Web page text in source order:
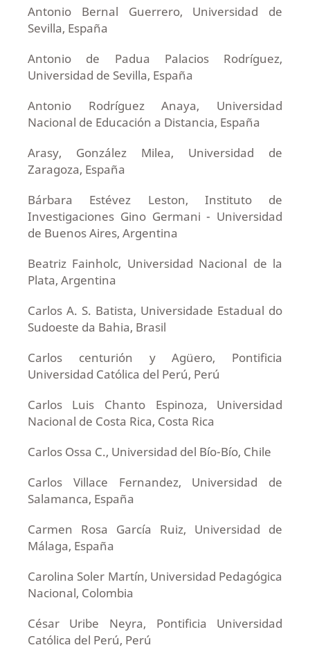
Antonio Bernal Guerrero, Universidad de
Sevilla, España
Antonio de Padua Palacios Rodríguez,
Universidad de Sevilla, España
Antonio Rodríguez Anaya, Universidad
Nacional de Educación a Distancia, España
Arasy, González Milea, Universidad de
Zaragoza, España
Bárbara Estévez Leston, Instituto de
Investigaciones Gino Germani - Universidad
de Buenos Aires, Argentina
Beatriz Fainholc, Universidad Nacional de la
Plata, Argentina
Carlos A. S. Batista, Universidade Estadual do
Sudoeste da Bahia, Brasil
Carlos centurión y Agüero, Pontificia
Universidad Católica del Perú, Perú
Carlos Luis Chanto Espinoza, Universidad
Nacional de Costa Rica, Costa Rica
Carlos Ossa C., Universidad del Bío-Bío, Chile
Carlos Villace Fernandez, Universidad de
Salamanca, España
Carmen Rosa García Ruiz, Universidad de
Málaga, España
Carolina Soler Martín, Universidad Pedagógica
Nacional, Colombia
César Uribe Neyra, Pontificia Universidad
Católica del Perú, Perú